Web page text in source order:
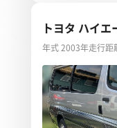
トヨタ ハイ
年式 2003年走行距